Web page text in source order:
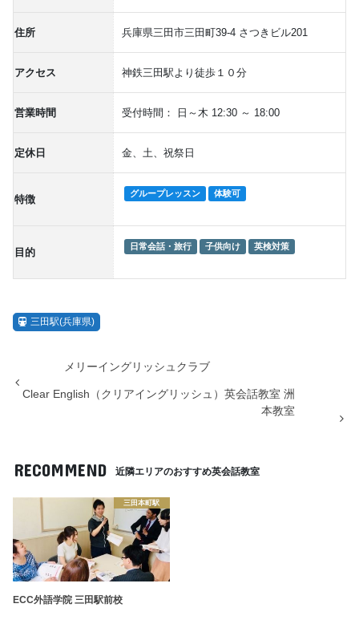
住所 兵庫県三田市三田町39-4 さつきビル201
アクセス 神鉄三田駅より徒歩１０分
営業時間 受付時間： 日～木 12:30 ～ 18:00
定休日 金、土、祝祭日
特徴 グループレッスン 体験可
目的 日常会話・旅行 子供向け 英検対策
三田駅(兵庫県)
メリーイングリッシュクラブ
Clear English（クリアイングリッシュ）英会話教室 洲
本教室
RECOMMEND 近隣エリアのおすすめ英会話教室
三田本町駅
ECC外語学院 三田駅前校